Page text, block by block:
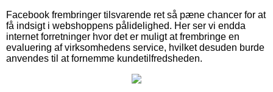
Facebook frembringer tilsvarende ret så pæne chancer for at
få indsigt i webshoppens pålidelighed. Her ser vi endda
internet forretninger hvor det er muligt at frembringe en
evaluering af virksomhedens service, hvilket desuden burde
anvendes til at fornemme kundetilfredsheden.